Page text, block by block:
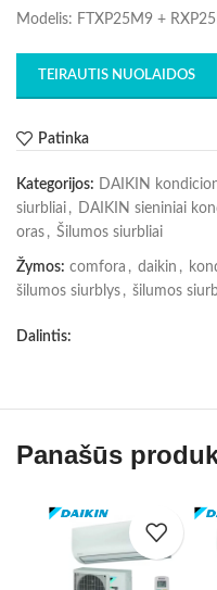
Modelis: FTXP25M9 +
TEIRAUTIS NUOLAIDOS
Patinka
Kategorijos: DAIKIN
siurbliai , DAIKIN sieniniai
oras , Šilumos siurbliai
Žymos: comfora , daikin ,
šilumos siurblys , šilumos
Dalintis:
Panašūs